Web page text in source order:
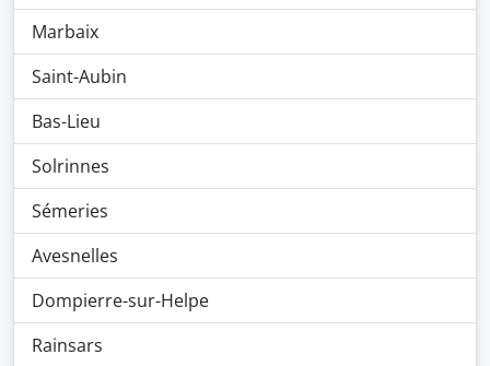
Marbaix
Saint-Aubin
Bas-Lieu
Solrinnes
Sémeries
Avesnelles
Dompierre-sur-Helpe
Rainsars